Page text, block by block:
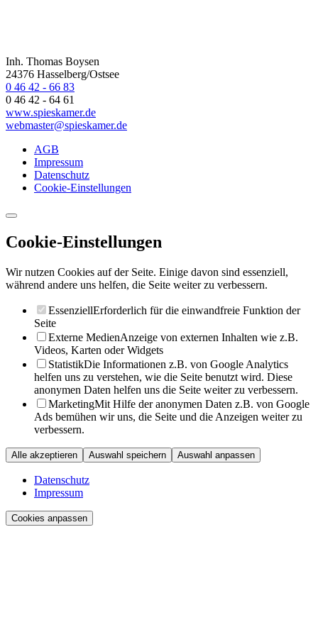
Inh. Thomas Boysen
24376 Hasselberg/Ostsee
0 46 42 - 66 83
0 46 42 - 64 61
www.spieskamer.de
webmaster@spieskamer.de
AGB
Impressum
Datenschutz
Cookie-Einstellungen
Cookie-Einstellungen
Wir nutzen Cookies auf der Seite. Einige davon sind essenziell,
während andere uns helfen, die Seite weiter zu verbessern.
EssenziellErforderlich für die einwandfreie Funktion der
Seite
Externe MedienAnzeige von externen Inhalten wie z.B.
Videos, Karten oder Widgets
StatistikDie Informationen z.B. von Google Analytics
helfen uns zu verstehen, wie die Seite benutzt wird. Diese
anonymen Daten helfen uns die Seite weiter zu verbessern.
MarketingMit Hilfe der anonymen Daten z.B. von Google
Ads bemühen wir uns, die Seite und die Anzeigen weiter zu
verbessern.
Alle akzeptieren Auswahl speichern Auswahl anpassen
Datenschutz
Impressum
Cookies anpassen